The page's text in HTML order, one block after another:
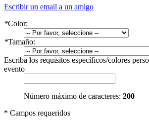
Escribir un email a un amigo
*Color:
*Tamaño:
Escriba los requisitos específicos/colores
evento
Número máximo de caracteres: 200
* Campos requeridos